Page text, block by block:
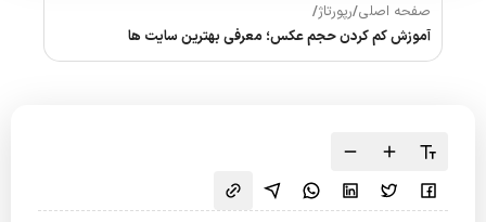
صفحه اصلی/رپورتاژ/
آموزش کم کردن حجم عکس؛ معرفی بهترین سایت ها